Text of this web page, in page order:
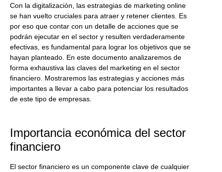
Con la digitalización, las estrategias de marketing online
se han vuelto cruciales para atraer y retener clientes. Es
por eso que contar con un detalle de acciones que se
podrán ejecutar en el sector y resulten verdaderamente
efectivas, es fundamental para lograr los objetivos que se
hayan planteado. En este documento analizaremos de
forma exhaustiva las claves del marketing en el sector
financiero. Mostraremos las estrategias y acciones más
importantes a llevar a cabo para potenciar los resultados
de este tipo de empresas.
Importancia económica del sector
financiero
El sector financiero es un componente clave de cualquier